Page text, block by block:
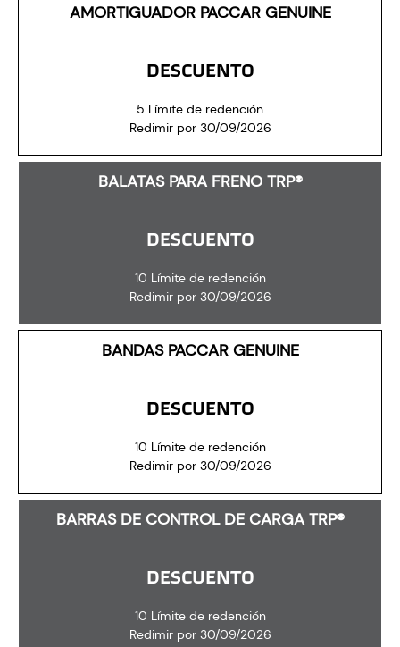
AMORTIGUADOR PACCAR GENUINE
5 Límite de redención
Redimir por 30/09/2026
DESCUENTO
BALATAS PARA FRENO TRP®
10 Límite de redención
Redimir por 30/09/2026
DESCUENTO
BANDAS PACCAR GENUINE
10 Límite de redención
Redimir por 30/09/2026
DESCUENTO
BARRAS DE CONTROL DE CARGA TRP®
10 Límite de redención
Redimir por 30/09/2026
DESCUENTO